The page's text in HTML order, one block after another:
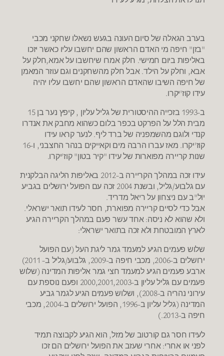
בערב הגאלה של סיום העונה בגעש נשאלו שחקני מכבי
"בזן" חיפה מי האדם הראשון שהם יחשבו עליו כאשר יזכו
באליפות ביום חמישי. חלק אמרו שיחשבו על אמא,חלק על
אבא, וחלק על הילד. אבל חלק מהשחקנים וגם עוזר המאמן
של חיפה השיבו שהאדם הראשון שהם יחשבו עליו יהיה
עידו קוז'יקרו.
ב-1993 בזכייה ההיסטורית של גליל עליון , קיפץ נער בן 15
מבית הלל על הפרקט בכפר בלום כשהוא מחבק את אנדרו
קנדי ולוגם מהשמפניה של ברד ליף. לנער קראו עידו
קוז'יקרו. מאז עברו הרבה מים וקאייקים בנהר החצבני, ו-16
שנות קריירה מפוארות של עידו "קיר בטון" קוז'יקרו.
עידו זכה במהלך הקריירה ב-2012 באליפות הליגה הבלקנית
עם גלבוע/גליל, ובשנת 2004 זכה עם הפועל ירושלים בגביע
יול"ב עם ניצחון על ריאל מדריד.
אבל כדי לסיים קריירה מפוארת, חסר לעידו תואר ישראלי.
ולא שהוא לא ניסה: אחד עשר פעם במהלך הקריירה הגיע
לארץ המובטחת ולא זכה בתואר ישראלי:
שלוש פעמים הגיע למעמד גמר ליגת העל (עם הפועל
ירושלים ב-2006, מכבי חיפה ב-2009, גלבוע/גליל ב- 2011)
ארבע פעמים הגיע למעמד חצי גמר אליפות המדינה (שלוש
פעמים עם גליל עליון ב-2000,2001,2003 ופעם נוספת עם
עירוני נהריה ב-2008), ושלוש פעמים הגיע לגמר גביע
המדינה (גליל עליון ב-1996, הפועל ירושלים ב-2004, מכבי
חיפה ב-2013.)
לעידו חסר גם קורטוב של מזל, הוא הגיע לקבוצה תמיד
לפני או אחרי: אחרי שעזב את הפועל ירושלים הם זכו